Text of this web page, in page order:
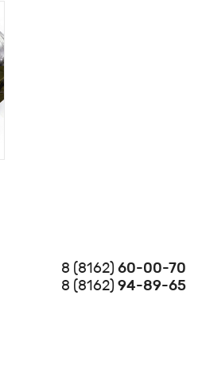
8 (8162)60-00-70
8 (8162)94-89-65